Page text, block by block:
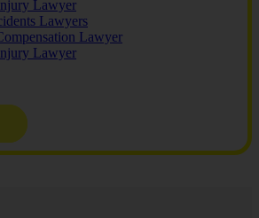
Lawyer
Lawyers
Lawyer
Lawyer